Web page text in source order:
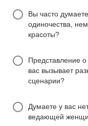
Вы часто
одиночества,
красоты?
Представление
вас вызывает
сценарии?
Думаете у вас
ведающей